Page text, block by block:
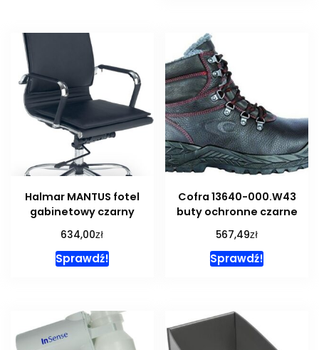
Halmar MANTUS fotel
gabinetowy czarny
634,00zł
Sprawdź!
Cofra 13640-000.W43
buty ochronne czarne
567,49zł
Sprawdź!